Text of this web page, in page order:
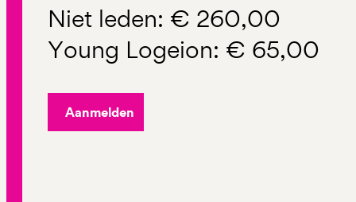
Niet leden: € 260,00
Young Logeion: € 65,00
Aanmelden